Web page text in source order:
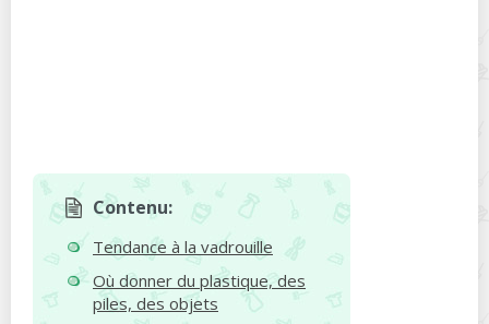
Contenu:
Tendance à la vadrouille
Où donner du plastique, des
piles, des objets